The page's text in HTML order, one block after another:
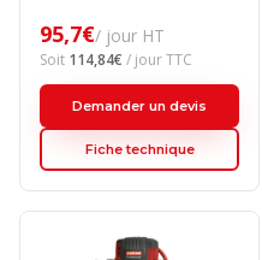
95,7€/ jour HT
Soit 114,84€ / jour TTC
Demander un devis
Fiche technique